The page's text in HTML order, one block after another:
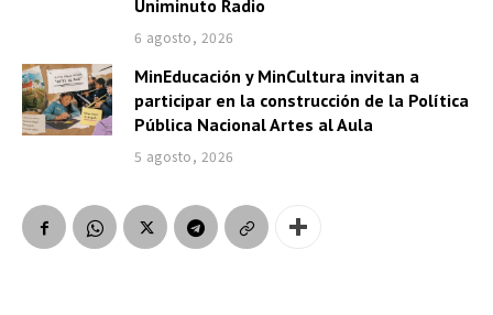
Uniminuto Radio
6 agosto, 2026
MinEducación y MinCultura invitan a
participar en la construcción de la Política
Pública Nacional Artes al Aula
5 agosto, 2026